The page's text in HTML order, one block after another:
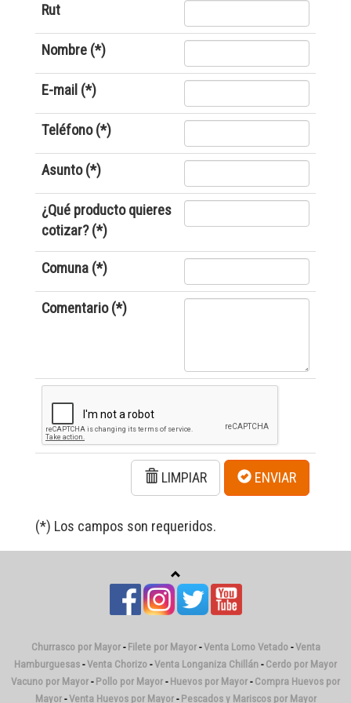
Rut
Nombre (*)
E-mail (*)
Teléfono (*)
Asunto (*)
¿Qué producto quieres
cotizar? (*)
Comuna (*)
Comentario (*)
ENVIAR
LIMPIAR
(*) Los campos son requeridos.
Churrasco por Mayor- Filete por Mayor-Venta Lomo Vetado-Venta
Hamburguesas -Venta Chorizo -Venta Longaniza Chillán - Cerdo por Mayor
Vacuno por Mayor - Pollo por Mayor - Huevos por Mayor - Compra Huevos por
Mayor-Venta Huevos por Mayor- Pescados y Mariscos por Mayor